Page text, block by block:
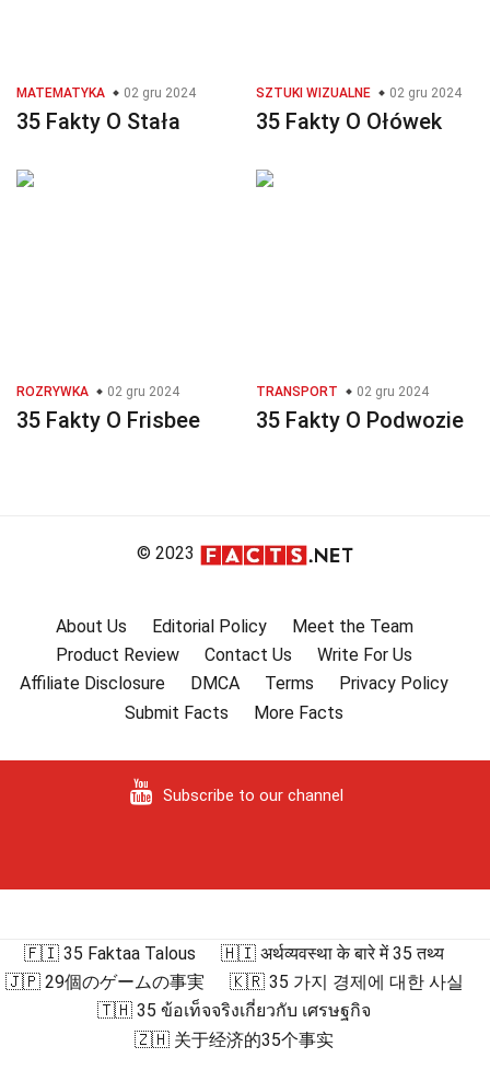
MATEMATYKA 02 gru 2024
35 Fakty O Stała
SZTUKI WIZUALNE 02 gru 2024
35 Fakty O Ołówek
ROZRYWKA 02 gru 2024
35 Fakty O Frisbee
TRANSPORT 02 gru 2024
35 Fakty O Podwozie
© 2023
About Us Editorial Policy
Meet the Team
Product Review
Contact Us
Write For Us
Affiliate Disclosure
DMCA Terms
Privacy Policy
Submit Facts
More Facts
Subscribe to our channel
🇫🇮 35 Faktaa Talous
🇭🇮 अर्थव्यवस्था के बारे में 35 तथ्य
🇯🇵 29個のゲームの事実
🇰🇷 35 가지 경제에 대한 사실
🇹🇭 35 ข้อเท็จจริงเกี่ยวกับ เศรษฐกิจ
🇿🇭 关于经济的35个事实